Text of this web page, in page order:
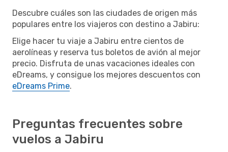
Descubre cuáles son las ciudades de origen más
populares entre los viajeros con destino a Jabiru:
Elige hacer tu viaje a Jabiru entre cientos de
aerolíneas y reserva tus boletos de avión al mejor
precio. Disfruta de unas vacaciones ideales con
eDreams, y consigue los mejores descuentos con
eDreams Prime.
Preguntas frecuentes sobre
vuelos a Jabiru